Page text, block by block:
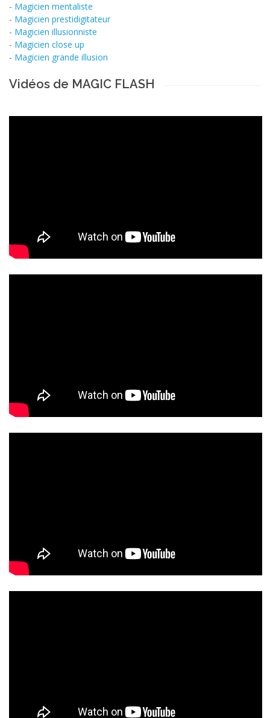
- Magicien mentaliste
- Magicien prestidigitateur
- Magicien illusionniste
- Magicien close up
- Magicien grande illusion
Vidéos de MAGIC FLASH